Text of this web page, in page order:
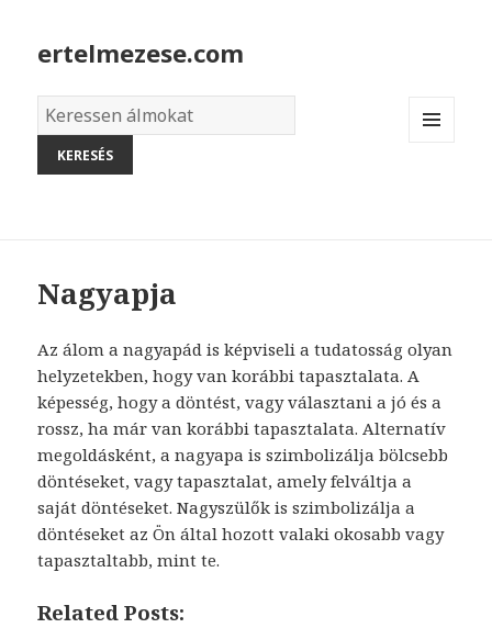
ertelmezese.com
Álmok
szótára
Nagyapja
Az álom a nagyapád is képviseli a tudatosság olyan
helyzetekben, hogy van korábbi tapasztalata. A
képesség, hogy a döntést, vagy választani a jó és a
rossz, ha már van korábbi tapasztalata. Alternatív
megoldásként, a nagyapa is szimbolizálja bölcsebb
döntéseket, vagy tapasztalat, amely felváltja a
saját döntéseket. Nagyszülők is szimbolizálja a
döntéseket az Ön által hozott valaki okosabb vagy
tapasztaltabb, mint te.
Related Posts: